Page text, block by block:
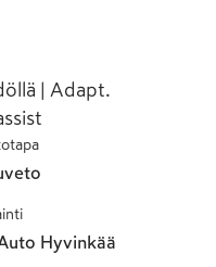
| Adapt.
Hyvinkää